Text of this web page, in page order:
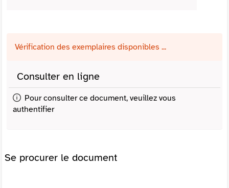
Vérification des exemplaires disponibles ...
Consulter en ligne
Pour consulter ce document, veuillez vous
authentifier
Se procurer le document